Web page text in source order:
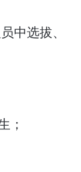
中选拔、
；